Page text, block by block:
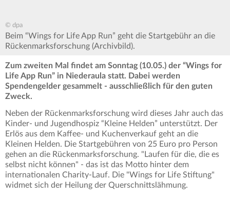
© dpa
Beim “Wings for Life App Run” geht die Startgebühr an die
Rückenmarksforschung (Archivbild).
Zum zweiten Mal findet am Sonntag (10.05.) der “Wings for
Life App Run” in Niederaula statt. Dabei werden
Spendengelder gesammelt - ausschließlich für den guten
Zweck.
Neben der Rückenmarksforschung wird dieses Jahr auch das
Kinder- und Jugendhospiz “Kleine Helden” unterstützt. Der
Erlös aus dem Kaffee- und Kuchenverkauf geht an die
Kleinen Helden. Die Startgebühren von 25 Euro pro Person
gehen an die Rückenmarksforschung. "Laufen für die, die es
selbst nicht können" - das ist das Motto hinter dem
internationalen Charity-Lauf. Die "Wings for Life Stiftung"
widmet sich der Heilung der Querschnittslähmung.